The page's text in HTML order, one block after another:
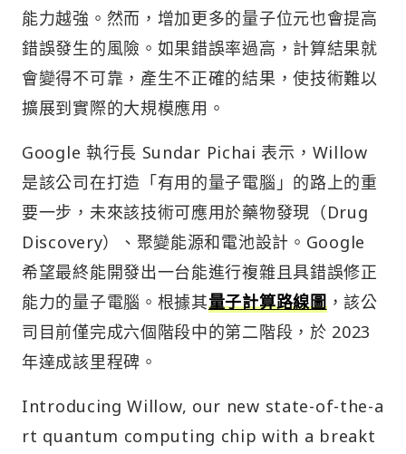
能力越強。然而，增加更多的量子位元也會提高
錯誤發生的風險。如果錯誤率過高，計算結果就
會變得不可靠，產生不正確的結果，使技術難以
擴展到實際的大規模應用。
Google 執行長 Sundar Pichai 表示，Willow
是該公司在打造「有用的量子電腦」的路上的重
要一步，未來該技術可應用於藥物發現（Drug
Discovery）、聚變能源和電池設計。Google
希望最終能開發出一台能進行複雜且具錯誤修正
能力的量子電腦。根據其量子計算路線圖，該公
司目前僅完成六個階段中的第二階段，於 2023
年達成該里程碑。
Introducing Willow, our new state-of-the-a
rt quantum computing chip with a breakt